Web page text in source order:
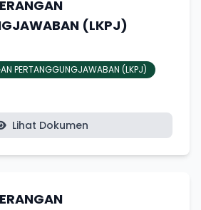
(LKPJ)
PERTANGGUNGJAWABAN (LKPJ)
Lihat Dokumen